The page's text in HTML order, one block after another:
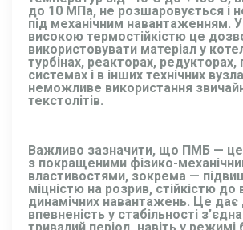
до 10 МПа, не розшаровується і
під механічним навантаженням.
високою термостійкістю це
використовувати матеріал у
турбінах, реакторах, редукторах,
системах і в інших технічних
неможливе використання
текстолітів.
Важливо зазначити, що ПМБ — це
з покращеними фізико-
властивостями, зокрема —
міцністю на розрив, стійкістю до
динамічних навантажень. Це дає
впевненість у стабільності